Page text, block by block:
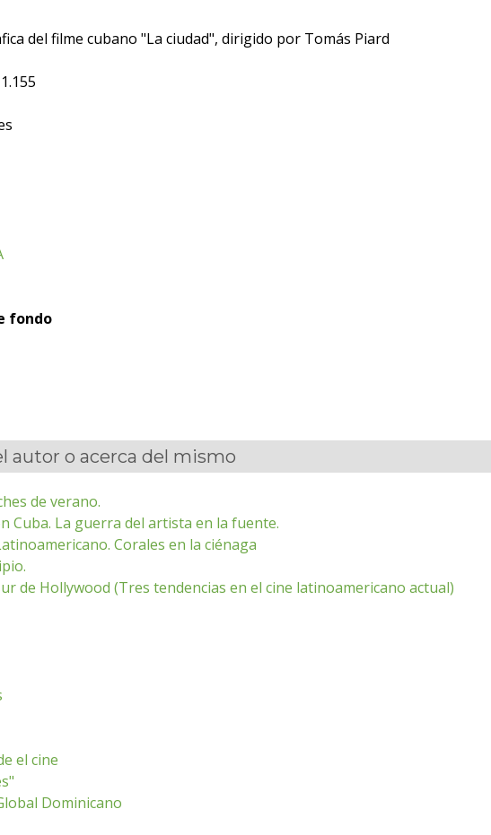
del filme cubano "La ciudad", dirigido por Tomás Piard
fondo
autor o acerca del mismo
de verano.
Cuba. La guerra del artista en la fuente.
Corales en la ciénaga
de Hollywood (Tres tendencias en el cine latinoamericano actual)
el cine
Dominicano